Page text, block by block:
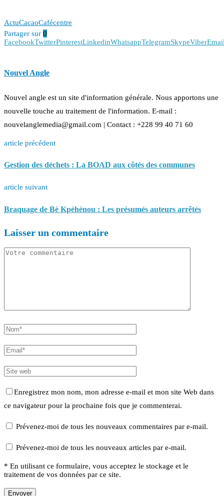
ActuCacaoCafécentre
Partager sur 0
FacebookTwitterPinterestLinkedinWhatsappTelegramSkypeViber
Nouvel Angle
Nouvel angle est un site d'information générale. Nous apportons une
nouvelle touche au traitement de l'information. E-mail :
nouvelanglemedia@gmail.com | Contact : +228 99 40 71 60
article précédent
Gestion des déchets : La BOAD aux côtés des communes
article suivant
Braquage de Bè Kpéhénou : Les présumés auteurs arrêtés
Laisser un commentaire
Enregistrez mon nom, mon adresse e-mail et mon site Web dans
ce navigateur pour la prochaine fois que je commenterai.
Prévenez-moi de tous les nouveaux commentaires par e-mail.
Prévenez-moi de tous les nouveaux articles par e-mail.
* En utilisant ce formulaire, vous acceptez le stockage et le
traitement de vos données par ce site.